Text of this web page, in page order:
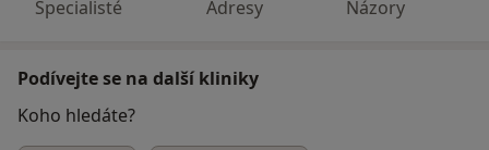
Specialisté Adresy Názory
Podívejte se na další kliniky
Koho hledáte?